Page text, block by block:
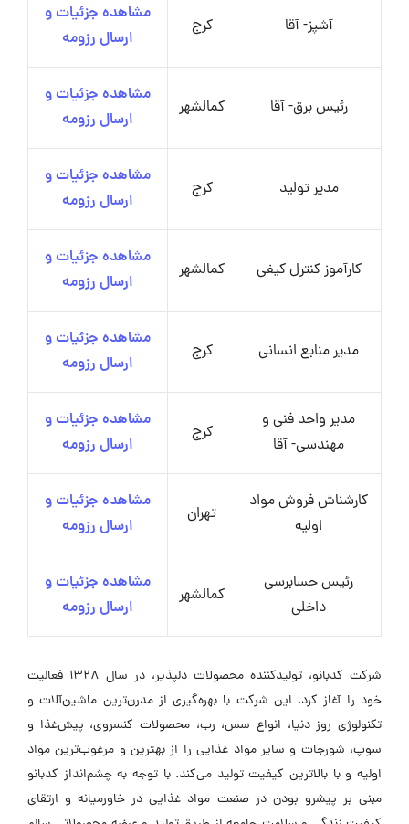
آشپز- آقا کرج
مشاهده جزئیات و
ارسال رزومه
رئیس برق- آقا کمالشهر
مشاهده جزئیات و
ارسال رزومه
مدیر تولید کرج
مشاهده جزئیات و
ارسال رزومه
کارآموز کنترل کیفی کمالشهر
مشاهده جزئیات و
ارسال رزومه
مدیر منابع انسانی کرج
مشاهده جزئیات و
ارسال رزومه
مدیر واحد فنی و
مهندسی- آقا
کرج
مشاهده جزئیات و
ارسال رزومه
کارشناش فروش مواد
اولیه
تهران
مشاهده جزئیات و
ارسال رزومه
رئیس حسابرسی
داخلی
کمالشهر
مشاهده جزئیات و
ارسال رزومه
شرکت کدبانو، تولیدکننده محصولات دلپذیر، در سال ۱۳۲۸ فعالیت
خود را آغاز کرد. این شرکت با بهره‌گیری از مدرن‌ترین ماشین‌آلات و
تکنولوژی روز دنیا، انواع سس، رب، محصولات کنسروی، پیش‌غذا و
سوپ، شورجات و سایر مواد غذایی را از بهترین و مرغوب‌ترین مواد
اولیه و با بالاترین کیفیت تولید می‌کند. با توجه به چشم‌انداز کدبانو
مبنی بر پیشرو بودن در صنعت مواد غذایی در خاورمیانه و ارتقای